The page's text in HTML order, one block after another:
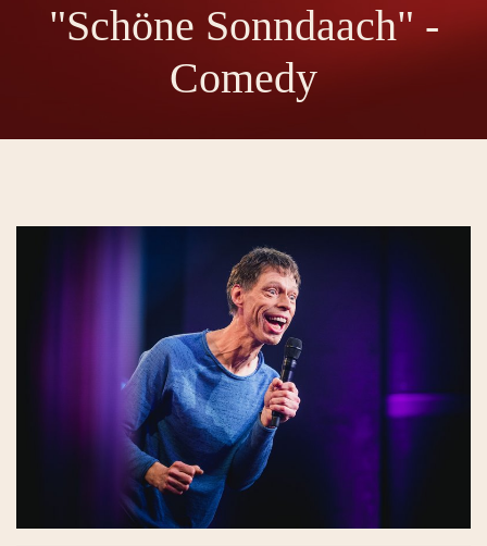
"Schöne Sonndaach" -
Comedy